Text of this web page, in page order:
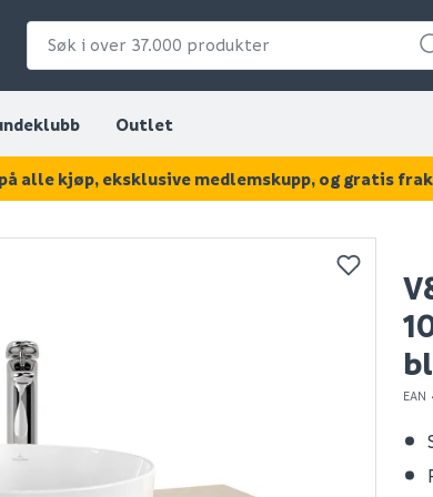
Outlet
KAN DISSE VÆRE AV INTERESSE?
EAN
på alle kjøp, eksklusive medlemskupp, og gratis